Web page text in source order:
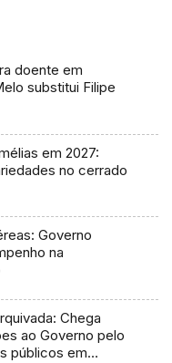
doente em
substitui Filipe
em 2027:
no cerrado
Governo
na
Chega
ao Governo pelo
públicos em